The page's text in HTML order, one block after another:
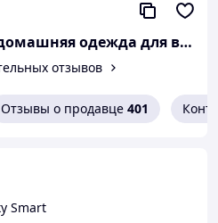
LOOM LINE - домашняя одежда для всей семьи
отзывов
Отзывы о продавце 401
Smart